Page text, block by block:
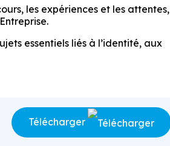
les expériences et les attentes,
essentiels liés à l’identité, aux
Télécharger